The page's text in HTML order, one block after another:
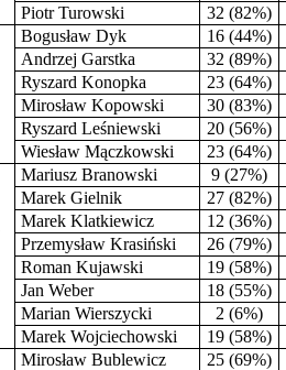
Piotr Turowski
32 (82%)
Bogusław Dyk
16 (44%)
Andrzej Garstka
32 (89%)
Ryszard Konopka
23 (64%)
Mirosław Kopowski
30 (83%)
Ryszard Leśniewski
20 (56%)
Wiesław Mączkowski
23 (64%)
Mariusz Branowski
9 (27%)
Marek Gielnik
27 (82%)
Marek Klatkiewicz
12 (36%)
Przemysław Krasiński
26 (79%)
Roman Kujawski
19 (58%)
Jan Weber
18 (55%)
Marian Wierszycki
2 (6%)
Marek Wojciechowski
19 (58%)
Mirosław Bublewicz
25 (69%)